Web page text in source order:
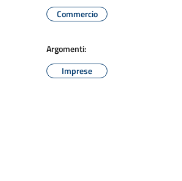
Commercio
Argomenti:
Imprese